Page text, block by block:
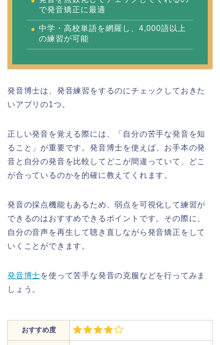
で発音矯正に最適
中学・高校単語を網羅し、4,000語以上
の練習が可能
発音博士は、発音練習をするのにチェックしておきた
いアプリの1つ。
正しい発音を覚える際には、「自分の苦手な発音を知
ること」が重要です。発音博士を使えば、お手本の発
音と自分の発音を比較してどこが間違っていて、どこ
が合っているのかを的確に教えてくれます。
発音の採点機能もあるため、弱点を可視化して練習が
できるのはおすすめできるポイントです。その際に、
自分の音声を再生して聴き直しながら発音矯正をして
いくことができます。
発音博士を使って苦手な発音の克服などを行ってみま
しょう。
おすすめ度